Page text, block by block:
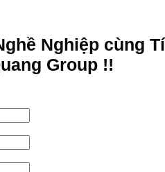
Nghiệp cùng
Group !!